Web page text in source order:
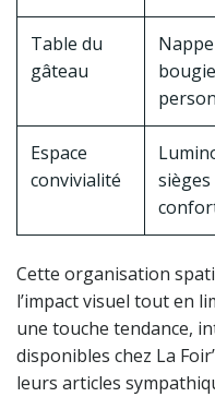
Table du
gâteau
Espace
convivialité
sièges
Cette organisation
l’impact visuel tout en
une touche tendance,
disponibles chez La
leurs articles